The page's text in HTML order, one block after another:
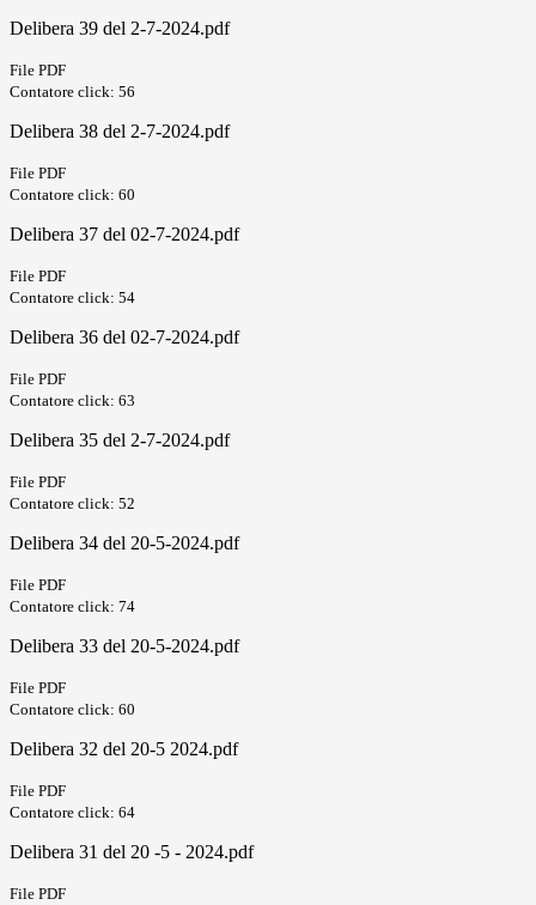
Delibera 39 del 2-7-2024.pdf
File PDF
Contatore click: 56
Delibera 38 del 2-7-2024.pdf
File PDF
Contatore click: 60
Delibera 37 del 02-7-2024.pdf
File PDF
Contatore click: 54
Delibera 36 del 02-7-2024.pdf
File PDF
Contatore click: 63
Delibera 35 del 2-7-2024.pdf
File PDF
Contatore click: 52
Delibera 34 del 20-5-2024.pdf
File PDF
Contatore click: 74
Delibera 33 del 20-5-2024.pdf
File PDF
Contatore click: 60
Delibera 32 del 20-5 2024.pdf
File PDF
Contatore click: 64
Delibera 31 del 20 -5 - 2024.pdf
File PDF